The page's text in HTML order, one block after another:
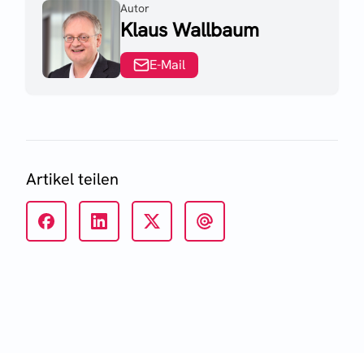
Autor
Klaus Wallbaum
E-Mail
Artikel teilen